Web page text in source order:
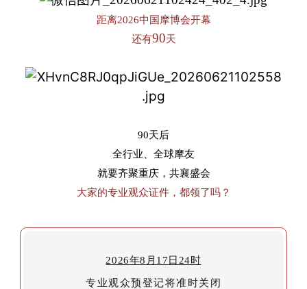
周边产品
联系我们
English Español
距离2026中国摩博会开幕
还有90天
90天后
全行业、全球摩友
就要齐聚重庆，共襄盛会
大家的专业观众证件， 都领了吗？
2026年8 月 17 日 24时
专业观众预登记将准时关闭